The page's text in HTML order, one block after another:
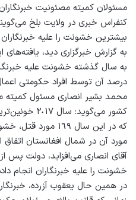
مسئولان كميته مصئونیت
كنفراس خبرى در ولايت بلخ
بيشترين خشونت را عليه
به گزارش خبرگزارى ديد،
درصد‏ آن توسط افراد حكومتى
محمد بشير انصارى مسئول كميته
کشور
مورد آن در شمال افغانستان اتفاق
آقای انصارى مى‌افزاید، دولت پس
خشونت را عليه خبرنگاران انجام
در همین حال يعقوب آزرده،